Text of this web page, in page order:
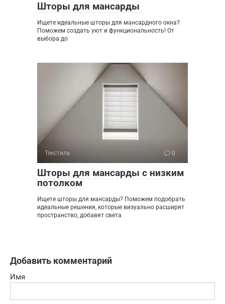
Шторы для мансарды
Ищете идеальные шторы для мансардного окна?
Поможем создать уют и функциональность! От
выбора до
Текстиль 0
Шторы для мансарды с низким
потолком
Ищете шторы для мансарды? Поможем подобрать
идеальные решения, которые визуально расширят
пространство, добавят света
Добавить комментарий
Имя